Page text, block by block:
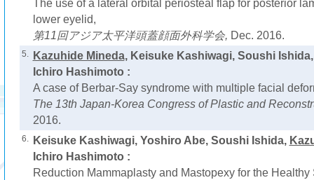
The use of a lateral orbital periosteal flap for posterior
lower eyelid,
第11回アジア太平洋頭蓋顔面外科学会, Dec. 2016.
5. Kazuhide Mineda, Keisuke Kashiwagi, Soushi
Ichiro Hashimoto :
A case of Berbar-Say syndrome with multiple facial
The 13th Japan-Korea Congress of Plastic and
2016.
6. Keisuke Kashiwagi, Yoshiro Abe, Soushi Ishida,
Ichiro Hashimoto :
Reduction Mammaplasty and Mastopexy for the Healthy